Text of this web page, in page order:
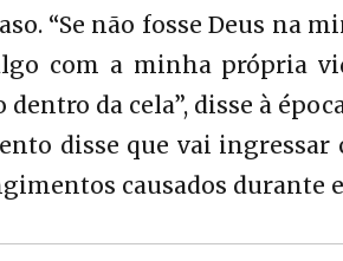
“Se não fosse Deus na
com a minha própria
da cela”, disse à
disse que vai
causados durante